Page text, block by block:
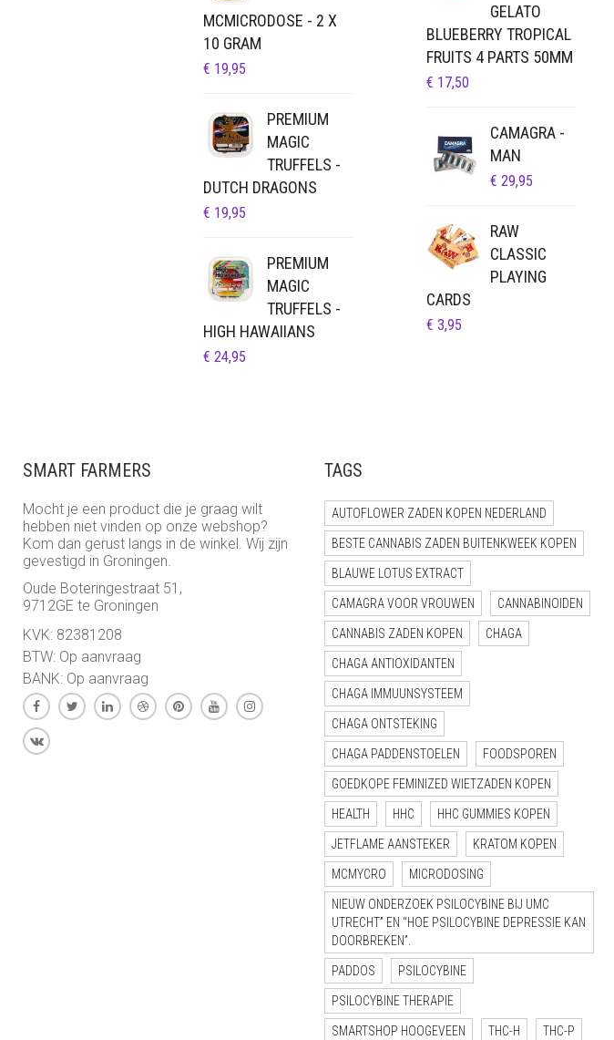
MCMICRODOSE - 2 X
10 GRAM
€ 19,95
PREMIUM
MAGIC
TRUFFELS -
DUTCH DRAGONS
€ 19,95
PREMIUM
MAGIC
TRUFFELS -
HIGH HAWAIIANS
€ 24,95
GELATO
BLUEBERRY TROPICAL
FRUITS 4 PARTS 50MM
€ 17,50
CAMAGRA -
MAN
€ 29,95
RAW
CLASSIC
PLAYING
CARDS
€ 3,95
SMART FARMERS
Mocht je een product die je graag wilt
hebben niet vinden op onze webshop?
Kom dan gerust langs in de winkel. Wij zijn
gevestigd in Groningen.
Oude Boteringestraat 51,
9712GE te Groningen
KVK: 82381208
BTW: Op aanvraag
BANK: Op aanvraag
TAGS
AUTOFLOWER ZADEN KOPEN NEDERLAND
BESTE CANNABIS ZADEN BUITENKWEEK KOPEN
BLAUWE LOTUS EXTRACT
CAMAGRA VOOR VROUWEN CANNABINOIDEN
CANNABIS ZADEN KOPEN CHAGA
CHAGA ANTIOXIDANTEN
CHAGA IMMUUNSYSTEEM
CHAGA ONTSTEKING
CHAGA PADDENSTOELEN FOODSPOREN
GOEDKOPE FEMINIZED WIETZADEN KOPEN
HEALTH HHC HHC GUMMIES KOPEN
JETFLAME AANSTEKER KRATOM KOPEN
MCMYCRO MICRODOSING
NIEUW ONDERZOEK PSILOCYBINE BIJ UMC
UTRECHT” EN “HOE PSILOCYBINE DEPRESSIE KAN
DOORBREKEN”.
PADDOS PSILOCYBINE
PSILOCYBINE THERAPIE
SMARTSHOP HOOGEVEEN THC-H THC-P